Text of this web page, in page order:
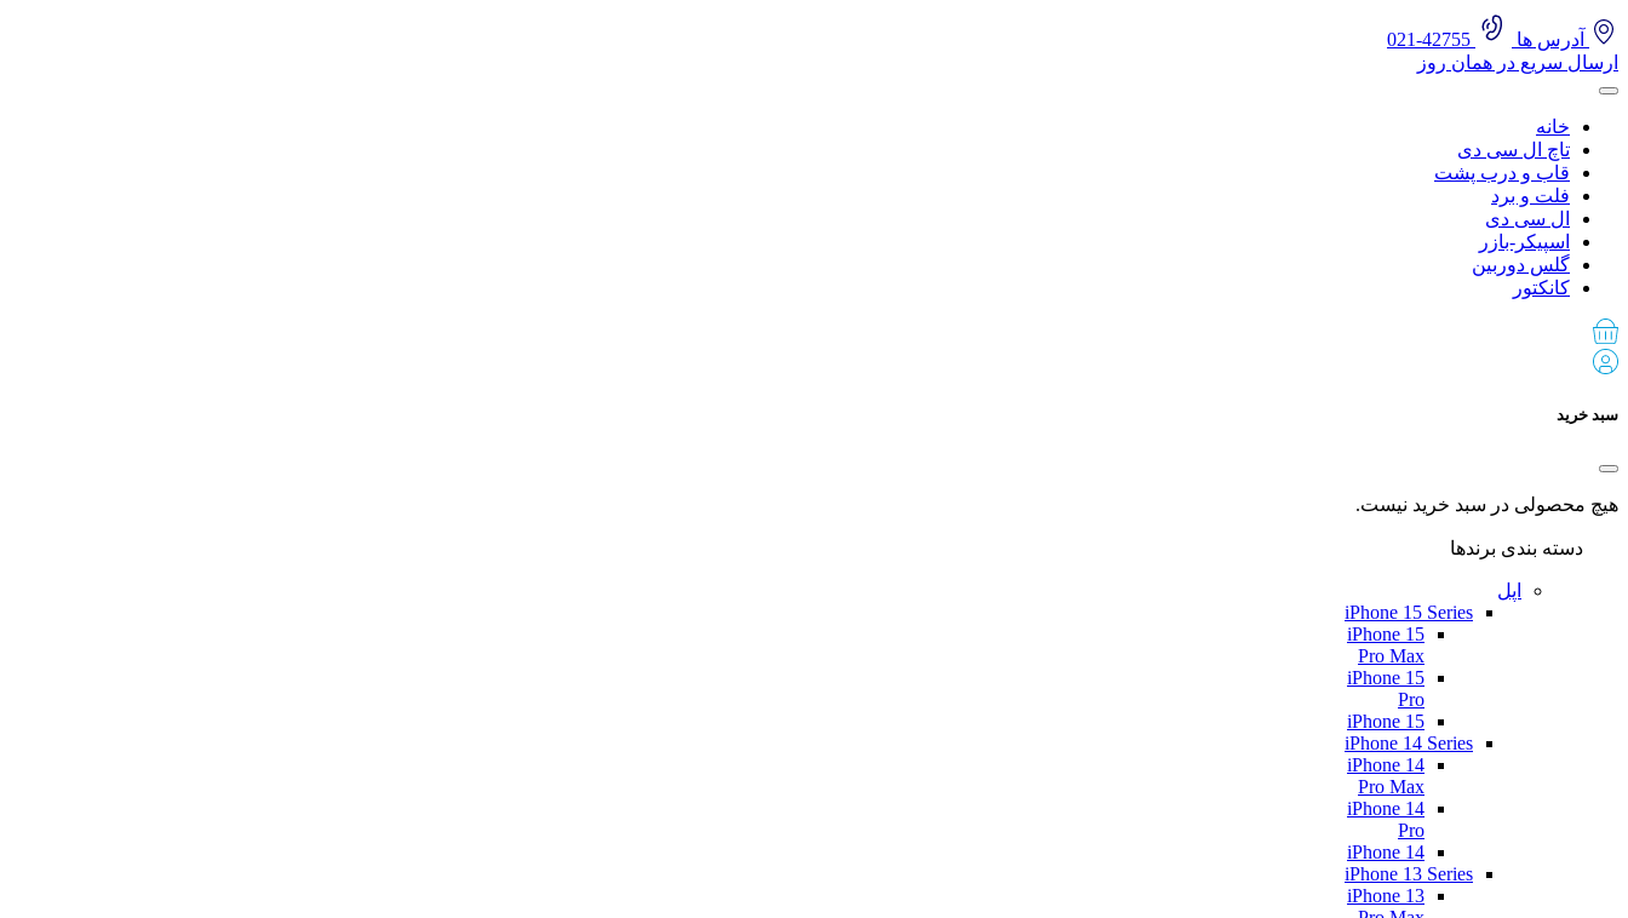
آدرس ها
ارسال سریع در همان روز
خانه
تاچ ال سی دی
قاب و درب پشت
فلت و برد
ال سی دی
اسپیکر-بازر
گلس دوربین
کانکتور
سبد خرید
هیچ محصولی در سبد خرید نیست.
دسته بندی برندها
اپل
iPhone 15 Series
iPhone 15
Pro Max
iPhone 15
Pro
iPhone 15
iPhone 14 Series
iPhone 14
Pro Max
iPhone 14
Pro
iPhone 14
iPhone 13 Series
iPhone 13